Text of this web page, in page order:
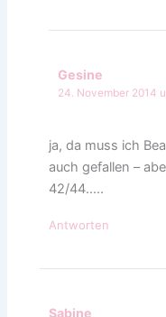
Gesine
24. November 2014
ja, da muss ich
auch gefallen –
42/44…..
Antworten
Sabine